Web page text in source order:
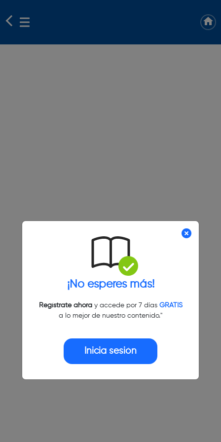
¡No esperes más!
Regístrate ahoray accede por 7 días GRATIS
a lo mejor de nuestro contenido."
Inicia sesión